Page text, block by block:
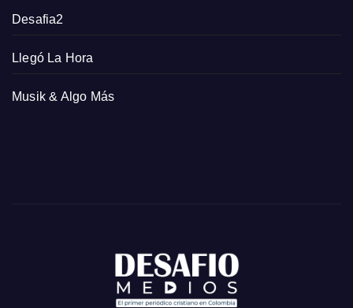
Desafia2
Llegó La Hora
Musik & Algo Más